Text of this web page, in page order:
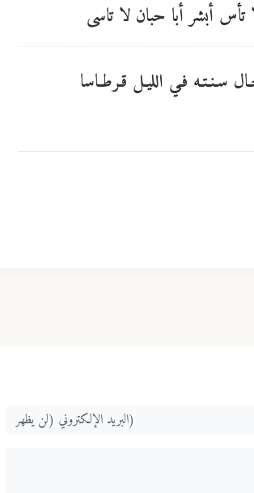
تأس أبشر أبا حبان لا تاسى
سـنـتـه فـي الليـل قـرطـاسا